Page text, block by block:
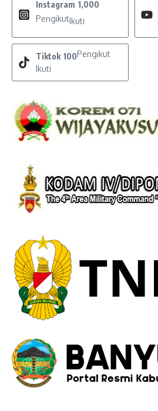
Instagram 1,000
Pengikut Ikuti
Tiktok 100Pengikut
Ikuti